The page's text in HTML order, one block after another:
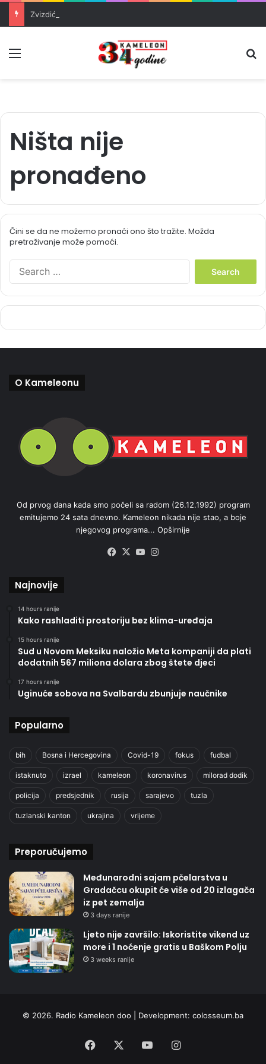
Ništa nije
pronađeno
Čini se da ne možemo pronaći ono što tražite. Možda
pretraživanje može pomoći.
h
O Kameleonu
Od prvog dana kada smo počeli sa radom (26.12.1992) program
emitujemo 24 sata dnevno. Kameleon nikada nije stao, a boje
njegovog programa... Opširnije
Facebook
X YouTube
Najnovije
14 hours ranije
Kako rashladiti prostoriju bez klima-uređaja
15 hours ranije
Sud u Novom Meksiku naložio Meta kompaniji da plati
dodatnih 567 miliona dolara zbog štete djeci
17 hours ranije
Uginuće sobova na Svalbardu zbunjuje naučnike
Popularno
bih Bosna i Hercegovina Covid-19 fokus fudbal
istaknuto izrael kameleon koronavirus milorad dodik
policija predsjednik rusija sarajevo tuzla
tuzlanski kanton ukrajina vrijeme
Preporučujemo
Međunarodni sajam pčelarstva u
Gradačcu okupit će više od 20 izlagača
iz pet zemalja
3 days ranije
Ljeto nije završilo: Iskoristite vikend uz
more i 1 noćenje gratis u Baškom Polju
3 weeks ranije
© 2026. Radio Kameleon doo | Development: colosseum.ba
Facebook YouTubeInstagram